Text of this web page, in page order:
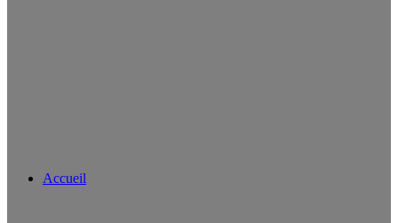
Accueil